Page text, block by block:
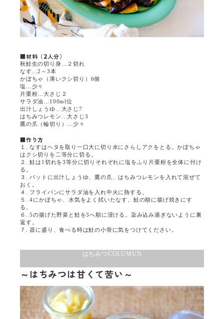
■材料（2人分）
秋鮭生の切り身…２切れ
なす…2～3本
かぼちゃ（薄いクシ切り）6個
塩…少々
片栗粉…大さじ２
サラダ油…100ml位
出汁しょうゆ…大さじ7
はちみつレモン…大さじ3
鷹の爪（輪切り）…少々
■作り方
１. なすはヘタを取り一口大に切り水にさらしアクをとる。かぼちゃ
はクシ切りを二等分に切る。
２. 鮭は1切れを3等分に切りそれぞれに塩をふり片栗粉を全体に付け
る。
３. バットに出汁しょうゆ、鷹の爪、はちみつレモンを入れて混ぜて
おく。
４. フライパンにサラダ油を入れ中火に熱する。
５. 4にかぼちゃ、水気をよく拭いたなす、鮭の順に揚げ焼きにす
る。
６. 5の揚げた野菜と鮭を3へ順に浸ける。染み込み過ぎないように裏
返す。
７. 器に盛り、食べる時は鮭の小骨に気をつけてください。
はちみつCOLUMUN
～はちみつは甘くて苦い～